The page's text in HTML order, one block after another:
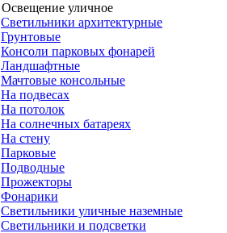
Освещение уличное
Светильники архитектурные
Грунтовые
Консоли парковых фонарей
Ландшафтные
Мачтовые консольные
На подвесах
На потолок
На солнечных батареях
На стену
Парковые
Подводные
Прожекторы
Фонарики
Светильники уличные наземные
Светильники и подсветки